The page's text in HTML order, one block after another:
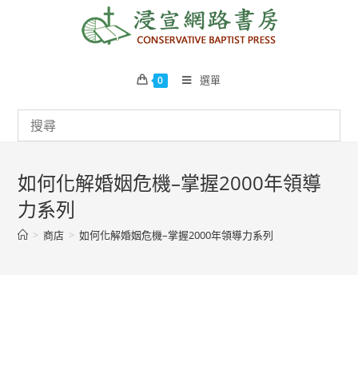
0 選單
如何化解婚姻危機–掌握2000年領導
力系列
> 商店 > 如何化解婚姻危機–掌握2000年領導力系列